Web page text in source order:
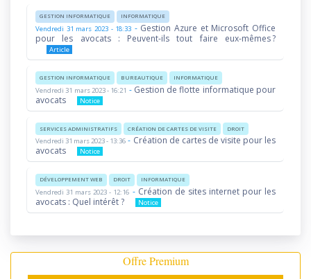
GESTION INFORMATIQUE INFORMATIQUE
Vendredi 31 mars 2023 - 18:33 - Gestion Azure et Microsoft Office
pour les avocats : Peuvent-ils tout faire eux-mêmes ?
Article
GESTION INFORMATIQUE BUREAUTIQUE INFORMATIQUE
Vendredi 31 mars 2023 - 16:21 - Gestion de flotte informatique pour
avocats
Notice
SERVICES ADMINISTRATIFS CRÉATION DE CARTES DE VISITE DROIT
Vendredi 31 mars 2023 - 13:36 - Création de cartes de visite pour les
avocats
Notice
DÉVELOPPEMENT WEB DROIT INFORMATIQUE
Vendredi 31 mars 2023 - 12:16 - Création de sites internet pour les
avocats : Quel intérêt ?
Notice
Offre Premium